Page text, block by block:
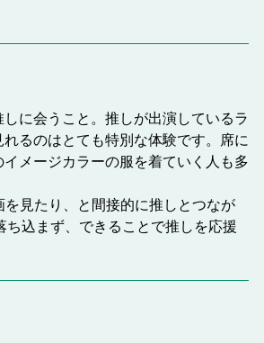
に会うこと。推しが出演しているラ
るのはとても特別な体験です。席に
メージカラーの服を着ていく人も多
見たり、と間接的に推しとつなが
込まず、できることで推しを応援